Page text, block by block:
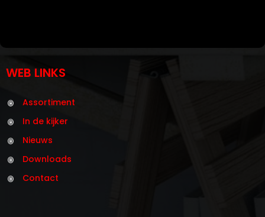
WEB LINKS
Assortiment
In de kijker
Nieuws
Downloads
Contact